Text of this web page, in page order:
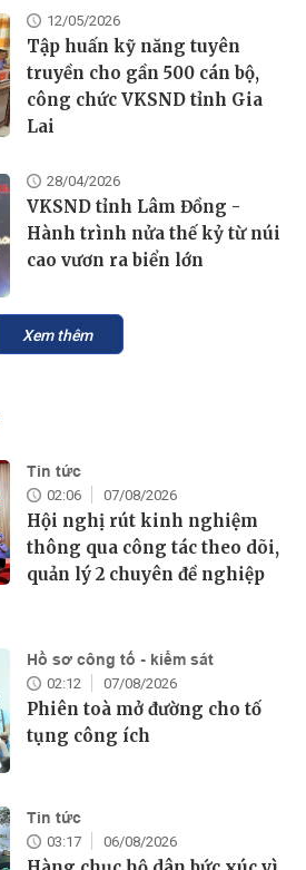
12/05/2026
Tập huấn kỹ năng tuyên
truyền cho gần 500 cán bộ,
công chức VKSND tỉnh Gia
Lai
28/04/2026
VKSND tỉnh Lâm Đồng -
Hành trình nửa thế kỷ từ núi
cao vươn ra biển lớn
Xem thêm
Tin tức
02:06 07/08/2026
Hội nghị rút kinh nghiệm
thông qua công tác theo dõi,
quản lý 2 chuyên đề nghiệp
Hồ sơ công tố - kiểm sát
02:12 07/08/2026
Phiên toà mở đường cho tố
tụng công ích
Tin tức
03:17 06/08/2026